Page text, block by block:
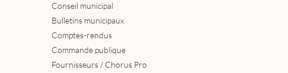
Conseil municipal
Bulletins municipaux
Comptes-rendus
Commande publique
Fournisseurs / Chorus Pro